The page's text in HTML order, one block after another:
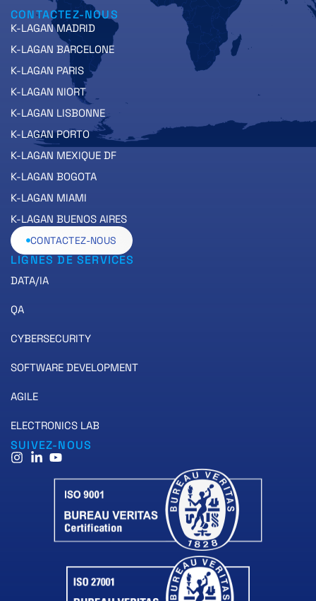
CONTACTEZ-NOUS
K-LAGAN MADRID
K-LAGAN BARCELONE
K-LAGAN PARIS
K-LAGAN NIORT
K-LAGAN LISBONNE
K-LAGAN PORTO
K-LAGAN MEXIQUE DF
K-LAGAN BOGOTA
K-LAGAN MIAMI
K-LAGAN BUENOS AIRES
CONTACTEZ-NOUS
LIGNES DE SERVICES
DATA/IA
QA
CYBERSECURITY
SOFTWARE DEVELOPMENT
AGILE
ELECTRONICS LAB
SUIVEZ-NOUS